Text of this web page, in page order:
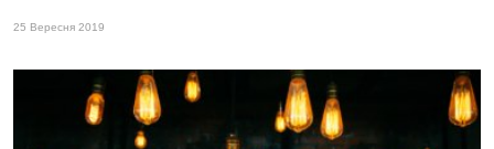
25 Вересня 2019